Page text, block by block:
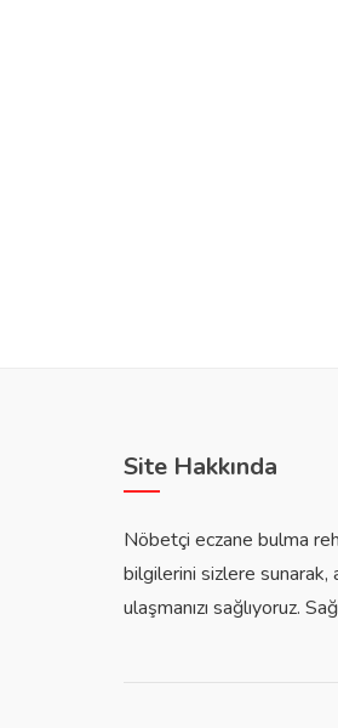
Site Hakkında
Nöbetçi eczane bulma
bilgilerini sizlere sunarak,
ulaşmanızı sağlıyoruz.